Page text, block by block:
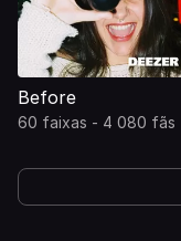
Before
60 faixas - 4 080 fãs